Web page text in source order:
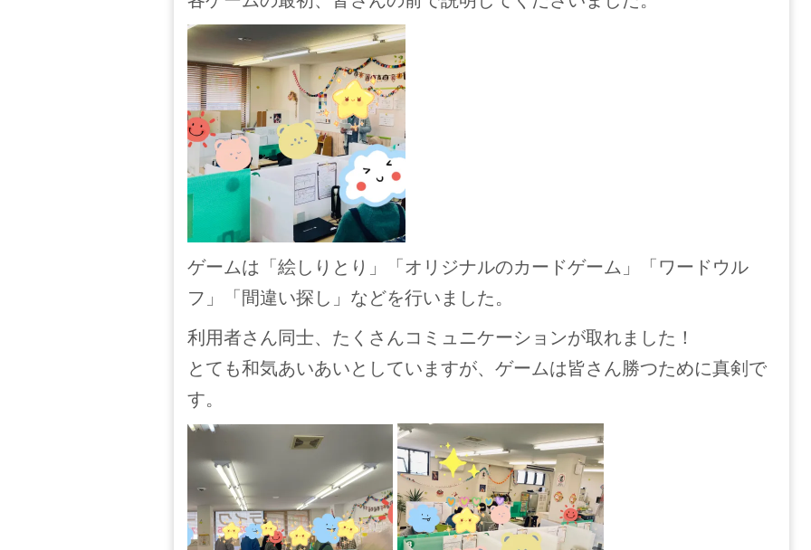
ゲームは「絵しりとり」「オリジナルのカードゲーム」「ワードウル
フ」「間違い探し」などを行いました。
利用者さん同士、たくさんコミュニケーションが取れました！
とても和気あいあいとしていますが、ゲームは皆さん勝つために真剣で
す。